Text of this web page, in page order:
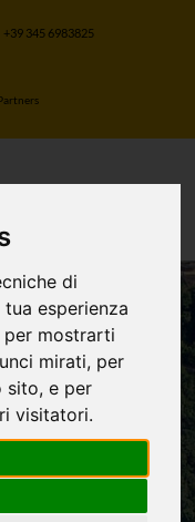
di
esperienza
mostrarti
mirati, per
sito, e per
visitatori.
+39 345 6983825